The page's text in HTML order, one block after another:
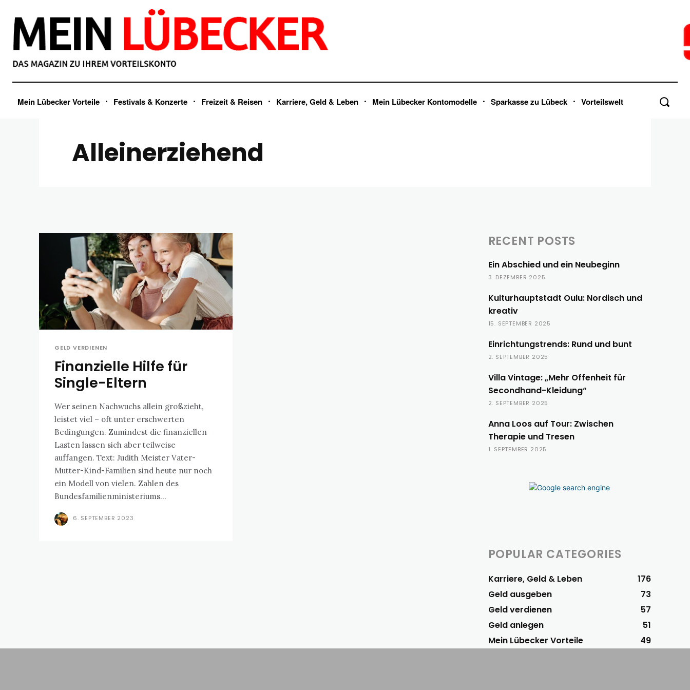
Mein Lübecker Vorteile Festivals & Konzerte Freizeit & Reisen Karriere, Geld & Leben Mein Lübecker Kontomodelle Sparkasse zu Lübeck Vorteilswelt
Alleinerziehend
GELD VERDIENEN
Finanzielle Hilfe für
Single-Eltern
Wer seinen Nachwuchs allein großzieht,
leistet viel – oft unter erschwerten
Bedingungen. Zumindest die finanziellen
Lasten lassen sich aber teilweise
auffangen. Text: Judith Meister Vater-
Mutter-Kind-Familien sind heute nur noch
ein Modell von vielen. Zahlen des
Bundesfamilienministeriums...
6. SEPTEMBER 2023
RECENT POSTS
Ein Abschied und ein Neubeginn
3. DEZEMBER 2025
Kulturhauptstadt Oulu: Nordisch und
kreativ
15. SEPTEMBER 2025
Einrichtungstrends: Rund und bunt
2. SEPTEMBER 2025
Villa Vintage: „Mehr Offenheit für
Secondhand-Kleidung“
2. SEPTEMBER 2025
Anna Loos auf Tour: Zwischen
Therapie und Tresen
1. SEPTEMBER 2025
POPULAR CATEGORIES
Karriere, Geld & Leben
176
Geld ausgeben
73
Geld verdienen
57
Geld anlegen
51
Mein Lübecker Vorteile
49